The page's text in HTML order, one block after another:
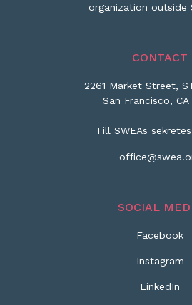
organization outside
CONTACT
2261 Market Street,
San Francisco, CA
Till SWEAs
SOCIAL
Facebook
Instagram
LinkedIn